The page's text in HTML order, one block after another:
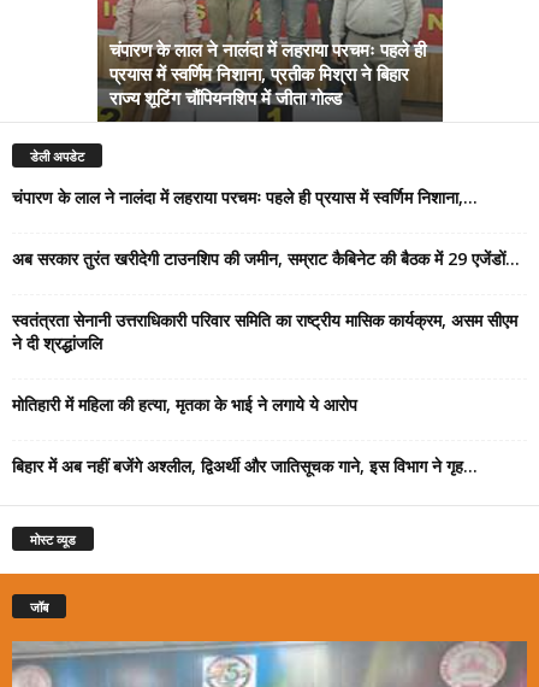
चंपारण के लाल ने नालंदा में लहराया परचमः पहले ही
प्रयास में स्वर्णिम निशाना, प्रतीक मिश्रा ने बिहार
राज्य शूटिंग चौंपियनशिप में जीता गोल्ड
डेली अपडेट
चंपारण के लाल ने नालंदा में लहराया परचमः पहले ही प्रयास में स्वर्णिम निशाना,...
अब सरकार तुरंत खरीदेगी टाउनशिप की जमीन, सम्राट कैबिनेट की बैठक में 29 एजेंडों...
स्वतंत्रता सेनानी उत्तराधिकारी परिवार समिति का राष्ट्रीय मासिक कार्यक्रम, असम सीएम
ने दी श्रद्धांजलि
मोतिहारी में महिला की हत्या, मृतका के भाई ने लगाये ये आरोप
बिहार में अब नहीं बजेंगे अश्लील, द्विअर्थी और जातिसूचक गाने, इस विभाग ने गृह...
मोस्ट व्यूड
जॉब